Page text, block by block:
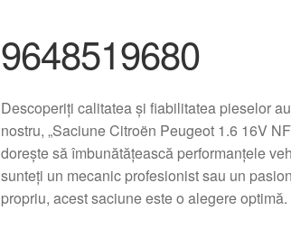
9648519680
Descoperiți calitatea și fiabilitatea pieselor
nostru, „Saciune Citroën Peugeot 1.6 16V
dorește să îmbunătățească performanțele
sunteți un mecanic profesionist sau un
propriu, acest saciune este o alegere optimă.